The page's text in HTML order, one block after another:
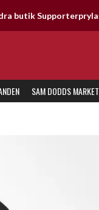
SAM DODDS MARKET